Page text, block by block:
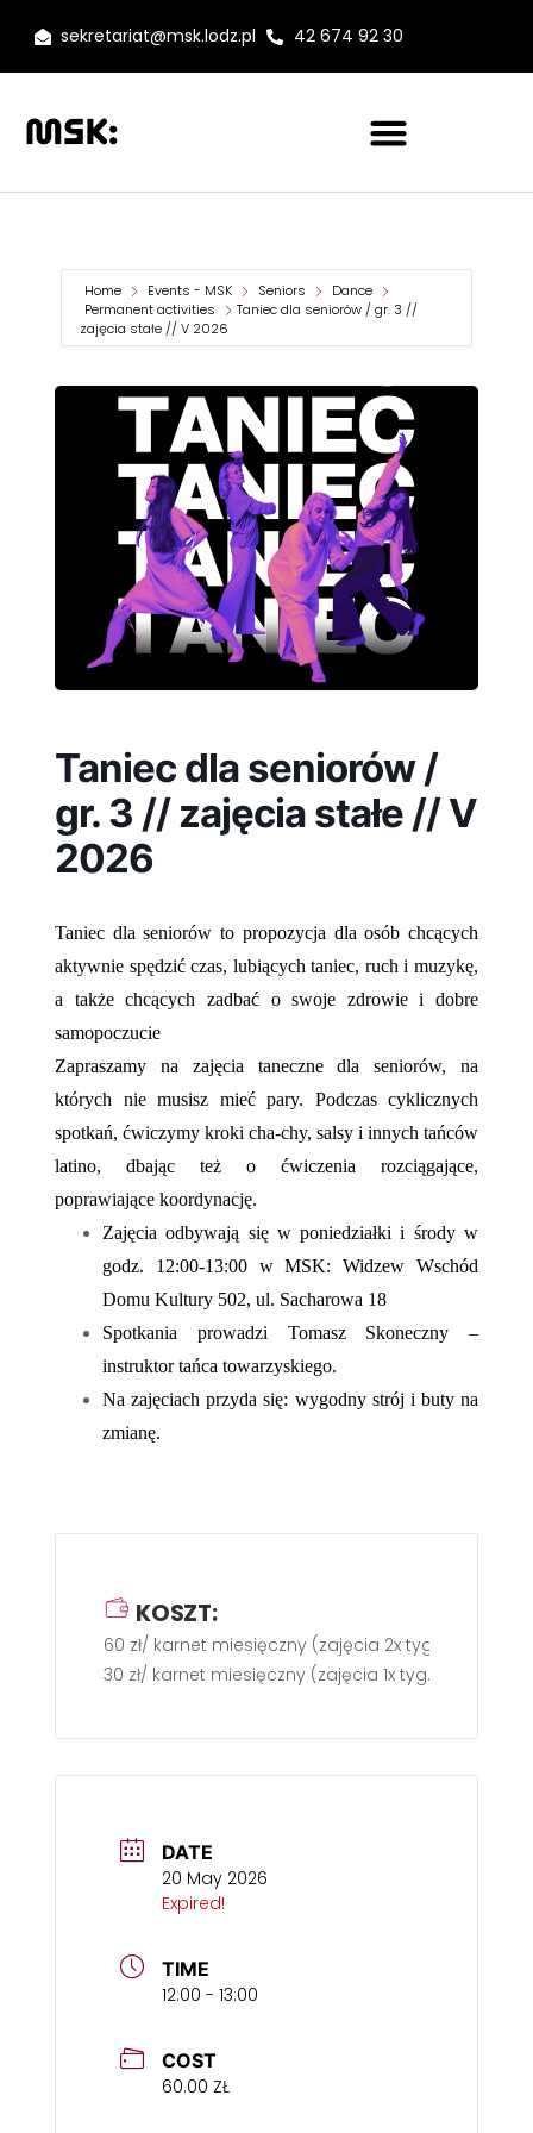
sekretariat@msk.lodz.pl 42 674 92 30
Home Events - MSK Seniors
Dance
Permanent activities
Taniec dla seniorów / gr. 3 //
zajęcia stałe // V 2026
Taniec dla seniorów /
gr. 3 // zajęcia stałe // V
2026
Taniec dla seniorów to propozycja dla osób chcących
aktywnie spędzić czas, lubiących taniec, ruch i muzykę,
a także chcących zadbać o swoje zdrowie i dobre
samopoczucie
Zapraszamy na zajęcia taneczne dla seniorów, na
których nie musisz mieć pary. Podczas cyklicznych
spotkań, ćwiczymy kroki cha-chy, salsy i innych tańców
latino, dbając też o ćwiczenia rozciągające,
poprawiające koordynację.
Zajęcia odbywają się w poniedziałki i środy w
godz. 12:00-13:00 w MSK: Widzew Wschód
Domu Kultury 502, ul. Sacharowa 18
Spotkania prowadzi Tomasz Skoneczny –
instruktor tańca towarzyskiego.
Na zajęciach przyda się: wygodny strój i buty na
zmianę.
KOSZT:
60 zł/ karnet miesięczny (zajęcia 2x tyg.)
30 zł/ karnet miesięczny (zajęcia 1x tyg.)
DATE
20 May 2026
Expired!
TIME
12:00 - 13:00
COST
60.00 ZŁ